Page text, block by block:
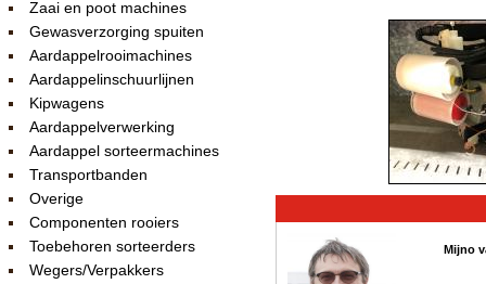
Zaai en poot machines
Gewasverzorging spuiten
Aardappelrooimachines
Aardappelinschuurlijnen
Kipwagens
Aardappelverwerking
Aardappel sorteermachines
Transportbanden
Overige
Componenten rooiers
Toebehoren sorteerders
Wegers/Verpakkers
Mijno